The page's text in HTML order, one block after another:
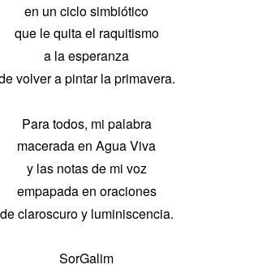
en un ciclo simbiótico
que le quita el raquitismo
a la esperanza
volver a pintar la primavera.
Para todos, mi palabra
macerada en Agua Viva
y las notas de mi voz
empapada en oraciones
de claroscuro y luminiscencia.
SorGalim